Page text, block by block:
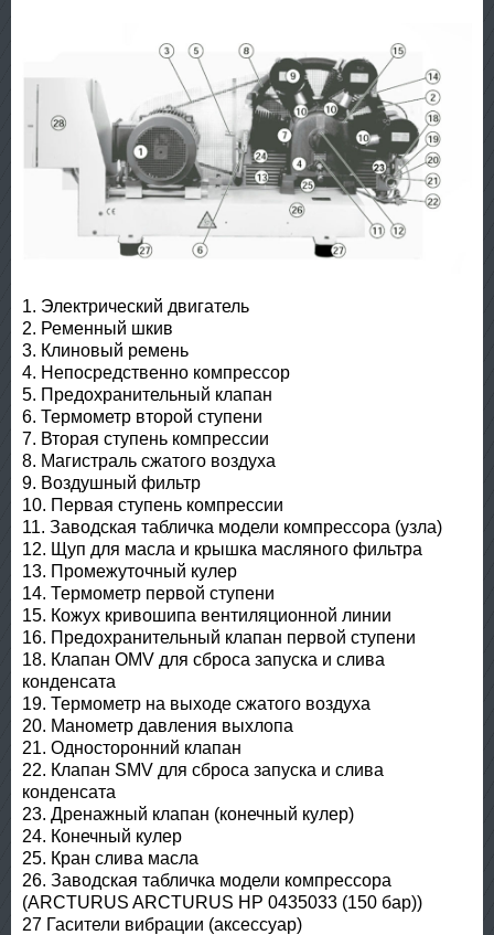
1. Электрический двигатель
2. Ременный шкив
3. Клиновый ремень
4. Непосредственно компрессор
5. Предохранительный клапан
6. Термометр второй ступени
7. Вторая ступень компрессии
8. Магистраль сжатого воздуха
9. Воздушный фильтр
10. Первая ступень компрессии
11. Заводская табличка модели компрессора (узла)
12. Щуп для масла и крышка масляного фильтра
13. Промежуточный кулер
14. Термометр первой ступени
15. Кожух кривошипа вентиляционной линии
16. Предохранительный клапан первой ступени
18. Клапан OMV для сброса запуска и слива
конденсата
19. Термометр на выходе сжатого воздуха
20. Манометр давления выхлопа
21. Одноcторонний клапан
22. Клапан SMV для сброса запуска и слива
конденсата
23. Дренажный клапан (конечный кулер)
24. Конечный кулер
25. Кран слива масла
26. Заводская табличка модели компрессора
(ARСTURUS ARCTURUS HP 0435033 (150 бар))
27 Гасители вибрации (аксессуар)